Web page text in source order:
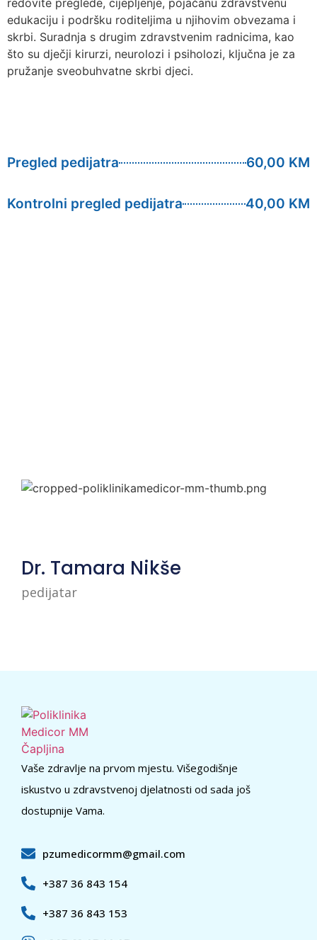
edukaciju i podršku roditeljima u njihovim obvezama i
skrbi. Suradnja s drugim zdravstvenim radnicima, kao
što su dječji kirurzi, neurolozi i psiholozi, ključna je za
pružanje sveobuhvatne skrbi djeci.
Pregled pedijatra 60,00 KM
Kontrolni pregled pedijatra 40,00 KM
Dr. Tamara Nikše
pedijatar
Vaše zdravlje na prvom mjestu. Višegodišnje
iskustvo u zdravstvenoj djelatnosti od sada još
dostupnije Vama.
pzumedicormm@gmail.com
+387 36 843 154
+387 36 843 153